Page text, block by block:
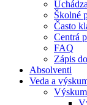
Školné
Často
Centrá
FAQ
Zápis
Absolventi
Veda a